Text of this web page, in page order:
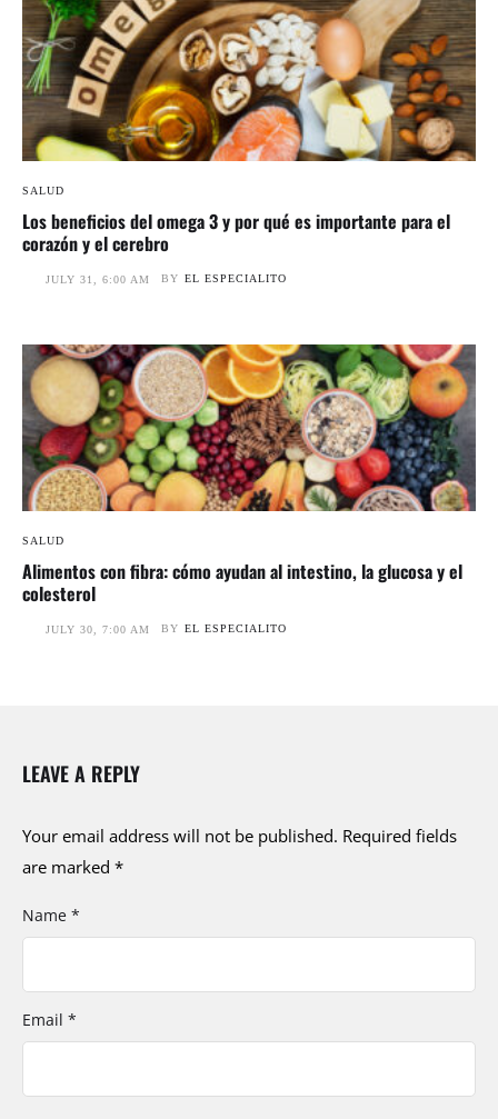
SALUD
Los beneficios del omega 3 y por qué es importante para el
corazón y el cerebro
JULY 31, 6:00 AM BY EL ESPECIALITO
SALUD
Alimentos con fibra: cómo ayudan al intestino, la glucosa y el
colesterol
JULY 30, 7:00 AM BY EL ESPECIALITO
LEAVE A REPLY
Your email address will not be published. Required fields
are marked *
Name *
Email *